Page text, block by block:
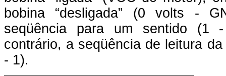
bobina “desligada” (0 volts -
seqüência para um sentido (1
contrário, a seqüência de leitura
- 1).